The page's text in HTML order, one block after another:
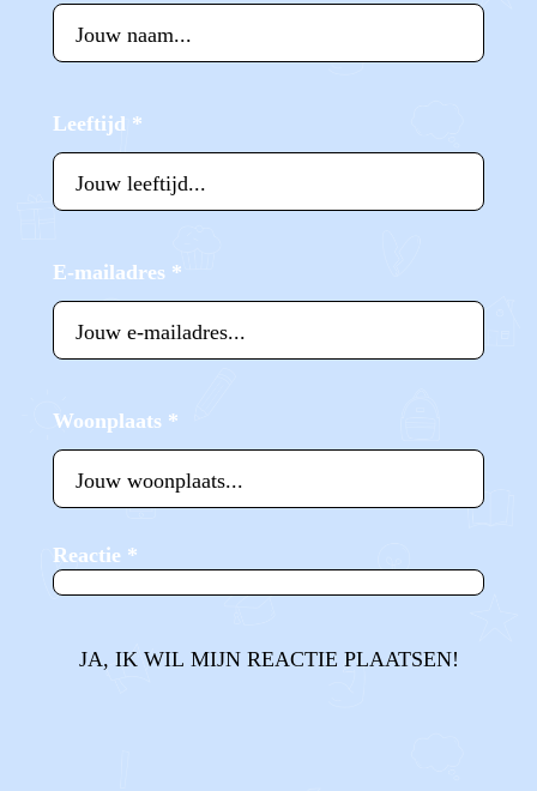
Leeftijd *
E-mailadres *
Woonplaats *
Reactie *
JA, IK WIL MIJN REACTIE PLAATSEN!